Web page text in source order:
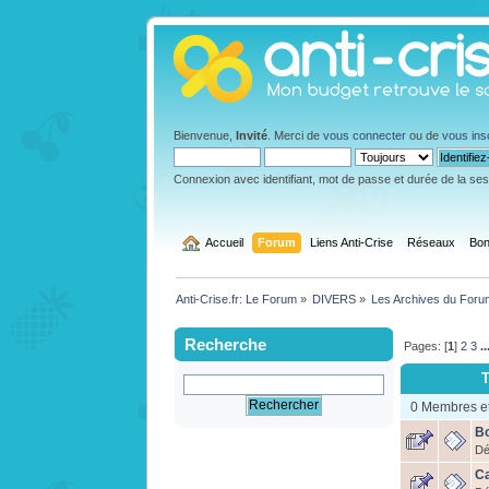
Bienvenue,Invité . Merci devous connecter ou devous
Connexion avec identifiant, mot de passe et durée de la
Accueil Forum Liens Anti-Crise Réseaux
Anti-Crise.fr: Le Forum» DIVERS» Les Archives du
Recherche Pages: [1] 2 3
0 Membres